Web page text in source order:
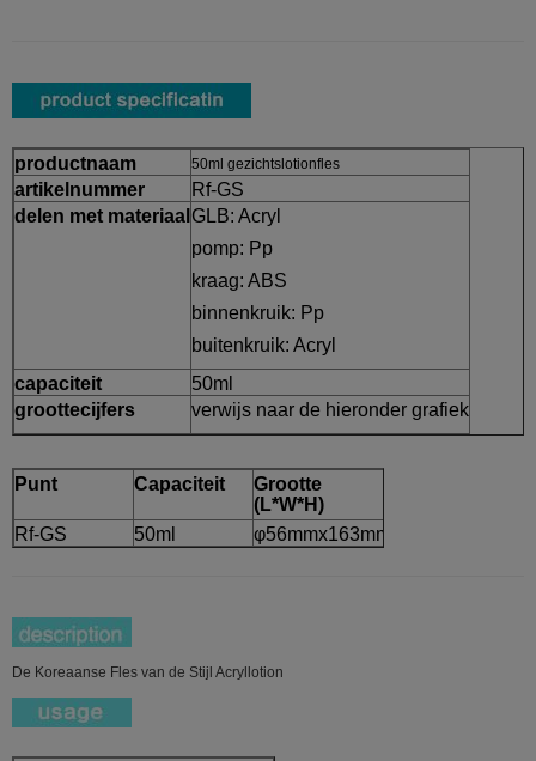
productnaam 50ml gezichtslotionfles
artikelnummer
Rf-GS
delen met materiaal GLB: Acryl
pomp: Pp
kraag: ABS
binnenkruik: Pp
buitenkruik: Acryl
capaciteit
50ml
groottecijfers
verwijs naar de hieronder grafiek
Punt Capaciteit
Grootte
(L*W*H)
Rf-GS
50ml φ56mmx163mm
De Koreaanse Fles van de Stijl Acryllotion